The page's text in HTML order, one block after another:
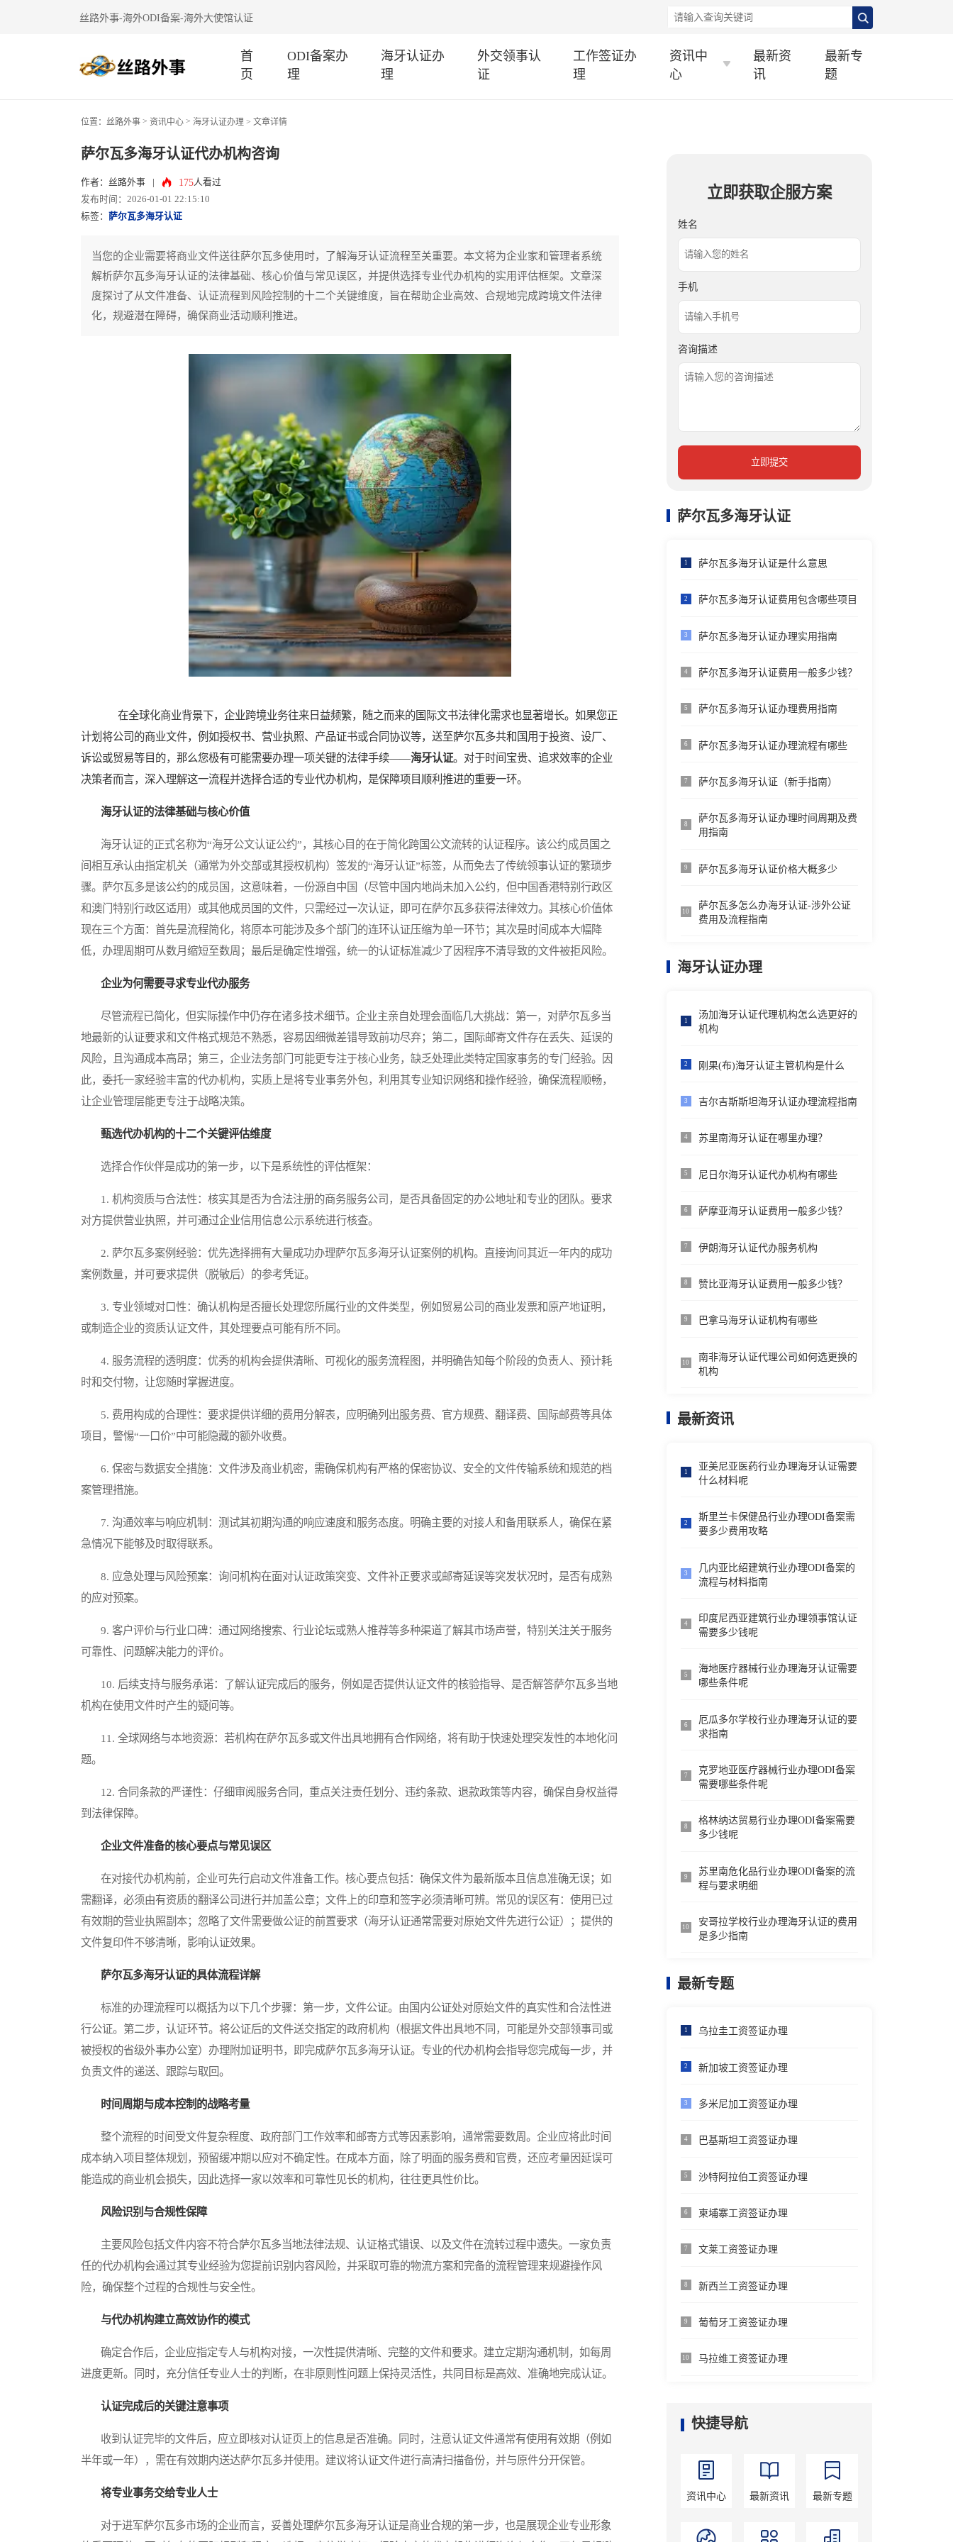
丝路外事-海外ODI备案-海外大使馆认证
首
页
ODI备案办
理
海牙认证办
理
外交领事认
证
工作签证办
理
资讯中
心
最新资
讯
最新专
题
位置： 丝路外事 > 资讯中心 > 海牙认证办理 > 文章详情
萨尔瓦多海牙认证代办机构咨询
作者：丝路外事 175人看过
发布时间：2026-01-01 22:15:10
标签： 萨尔瓦多海牙认证
当您的企业需要将商业文件送往萨尔瓦多使用时，了解海牙认证流程至关重要。本文将为企业家和管理者系统
解析萨尔瓦多海牙认证的法律基础、核心价值与常见误区，并提供选择专业代办机构的实用评估框架。文章深
度探讨了从文件准备、认证流程到风险控制的十二个关键维度，旨在帮助企业高效、合规地完成跨境文件法律
化，规避潜在障碍，确保商业活动顺利推进。
在全球化商业背景下，企业跨境业务往来日益频繁，随之而来的国际文书法律化需求也显著增长。如果您正
计划将公司的商业文件，例如授权书、营业执照、产品证书或合同协议等，送至萨尔瓦多共和国用于投资、设厂、
诉讼或贸易等目的，那么您极有可能需要办理一项关键的法律手续——海牙认证。对于时间宝贵、追求效率的企业
决策者而言，深入理解这一流程并选择合适的专业代办机构，是保障项目顺利推进的重要一环。
海牙认证的法律基础与核心价值
海牙认证的正式名称为“海牙公文认证公约”，其核心目的在于简化跨国公文流转的认证程序。该公约成员国之
间相互承认由指定机关（通常为外交部或其授权机构）签发的“海牙认证”标签，从而免去了传统领事认证的繁琐步
骤。萨尔瓦多是该公约的成员国，这意味着，一份源自中国（尽管中国内地尚未加入公约，但中国香港特别行政区
和澳门特别行政区适用）或其他成员国的文件，只需经过一次认证，即可在萨尔瓦多获得法律效力。其核心价值体
现在三个方面：首先是流程简化，将原本可能涉及多个部门的连环认证压缩为单一环节；其次是时间成本大幅降
低，办理周期可从数月缩短至数周；最后是确定性增强，统一的认证标准减少了因程序不清导致的文件被拒风险。
企业为何需要寻求专业代办服务
尽管流程已简化，但实际操作中仍存在诸多技术细节。企业主亲自处理会面临几大挑战：第一，对萨尔瓦多当
地最新的认证要求和文件格式规范不熟悉，容易因细微差错导致前功尽弃；第二，国际邮寄文件存在丢失、延误的
风险，且沟通成本高昂；第三，企业法务部门可能更专注于核心业务，缺乏处理此类特定国家事务的专门经验。因
此，委托一家经验丰富的代办机构，实质上是将专业事务外包，利用其专业知识网络和操作经验，确保流程顺畅，
让企业管理层能更专注于战略决策。
甄选代办机构的十二个关键评估维度
选择合作伙伴是成功的第一步，以下是系统性的评估框架：
1. 机构资质与合法性：核实其是否为合法注册的商务服务公司，是否具备固定的办公地址和专业的团队。要求
对方提供营业执照，并可通过企业信用信息公示系统进行核查。
2. 萨尔瓦多案例经验：优先选择拥有大量成功办理萨尔瓦多海牙认证案例的机构。直接询问其近一年内的成功
案例数量，并可要求提供（脱敏后）的参考凭证。
3. 专业领域对口性：确认机构是否擅长处理您所属行业的文件类型，例如贸易公司的商业发票和原产地证明，
或制造企业的资质认证文件，其处理要点可能有所不同。
4. 服务流程的透明度：优秀的机构会提供清晰、可视化的服务流程图，并明确告知每个阶段的负责人、预计耗
时和交付物，让您随时掌握进度。
5. 费用构成的合理性：要求提供详细的费用分解表，应明确列出服务费、官方规费、翻译费、国际邮费等具体
项目，警惕“一口价”中可能隐藏的额外收费。
6. 保密与数据安全措施：文件涉及商业机密，需确保机构有严格的保密协议、安全的文件传输系统和规范的档
案管理措施。
7. 沟通效率与响应机制：测试其初期沟通的响应速度和服务态度。明确主要的对接人和备用联系人，确保在紧
急情况下能够及时取得联系。
8. 应急处理与风险预案：询问机构在面对认证政策突变、文件补正要求或邮寄延误等突发状况时，是否有成熟
的应对预案。
9. 客户评价与行业口碑：通过网络搜索、行业论坛或熟人推荐等多种渠道了解其市场声誉，特别关注关于服务
可靠性、问题解决能力的评价。
10. 后续支持与服务承诺：了解认证完成后的服务，例如是否提供认证文件的核验指导、是否解答萨尔瓦多当地
机构在使用文件时产生的疑问等。
11. 全球网络与本地资源：若机构在萨尔瓦多或文件出具地拥有合作网络，将有助于快速处理突发性的本地化问
题。
12. 合同条款的严谨性：仔细审阅服务合同，重点关注责任划分、违约条款、退款政策等内容，确保自身权益得
到法律保障。
企业文件准备的核心要点与常见误区
在对接代办机构前，企业可先行启动文件准备工作。核心要点包括：确保文件为最新版本且信息准确无误；如
需翻译，必须由有资质的翻译公司进行并加盖公章；文件上的印章和签字必须清晰可辨。常见的误区有：使用已过
有效期的营业执照副本；忽略了文件需要做公证的前置要求（海牙认证通常需要对原始文件先进行公证）；提供的
文件复印件不够清晰，影响认证效果。
萨尔瓦多海牙认证的具体流程详解
标准的办理流程可以概括为以下几个步骤：第一步，文件公证。由国内公证处对原始文件的真实性和合法性进
行公证。第二步，认证环节。将公证后的文件送交指定的政府机构（根据文件出具地不同，可能是外交部领事司或
被授权的省级外事办公室）办理附加证明书，即完成萨尔瓦多海牙认证。专业的代办机构会指导您完成每一步，并
负责文件的递送、跟踪与取回。
时间周期与成本控制的战略考量
整个流程的时间受文件复杂程度、政府部门工作效率和邮寄方式等因素影响，通常需要数周。企业应将此时间
成本纳入项目整体规划，预留缓冲期以应对不确定性。在成本方面，除了明面的服务费和官费，还应考量因延误可
能造成的商业机会损失，因此选择一家以效率和可靠性见长的机构，往往更具性价比。
风险识别与合规性保障
主要风险包括文件内容不符合萨尔瓦多当地法律法规、认证格式错误、以及文件在流转过程中遗失。一家负责
任的代办机构会通过其专业经验为您提前识别内容风险，并采取可靠的物流方案和完备的流程管理来规避操作风
险，确保整个过程的合规性与安全性。
与代办机构建立高效协作的模式
确定合作后，企业应指定专人与机构对接，一次性提供清晰、完整的文件和要求。建立定期沟通机制，如每周
进度更新。同时，充分信任专业人士的判断，在非原则性问题上保持灵活性，共同目标是高效、准确地完成认证。
认证完成后的关键注意事项
收到认证完毕的文件后，应立即核对认证页上的信息是否准确。同时，注意认证文件通常有使用有效期（例如
半年或一年），需在有效期内送达萨尔瓦多并使用。建议将认证文件进行高清扫描备份，并与原件分开保管。
将专业事务交给专业人士
对于进军萨尔瓦多市场的企业而言，妥善处理萨尔瓦多海牙认证是商业合规的第一步，也是展现企业专业形象
立即获取企服方案
姓名
手机
咨询描述
立即提交
萨尔瓦多海牙认证
1 萨尔瓦多海牙认证是什么意思
2 萨尔瓦多海牙认证费用包含哪些项目
3 萨尔瓦多海牙认证办理实用指南
4 萨尔瓦多海牙认证费用一般多少钱？
5 萨尔瓦多海牙认证办理费用指南
6 萨尔瓦多海牙认证办理流程有哪些
7 萨尔瓦多海牙认证（新手指南）
8
萨尔瓦多海牙认证办理时间周期及费
用指南
9 萨尔瓦多海牙认证价格大概多少
10
萨尔瓦多怎么办海牙认证-涉外公证
费用及流程指南
海牙认证办理
1
汤加海牙认证代理机构怎么选更好的
机构
2 刚果(布)海牙认证主管机构是什么
3 吉尔吉斯斯坦海牙认证办理流程指南
4 苏里南海牙认证在哪里办理？
5 尼日尔海牙认证代办机构有哪些
6 萨摩亚海牙认证费用一般多少钱？
7 伊朗海牙认证代办服务机构
8 赞比亚海牙认证费用一般多少钱？
9 巴拿马海牙认证机构有哪些
10
南非海牙认证代理公司如何选更换的
机构
最新资讯
1
亚美尼亚医药行业办理海牙认证需要
什么材料呢
2
斯里兰卡保健品行业办理ODI备案需
要多少费用攻略
3
几内亚比绍建筑行业办理ODI备案的
流程与材料指南
4
印度尼西亚建筑行业办理领事馆认证
需要多少钱呢
5
海地医疗器械行业办理海牙认证需要
哪些条件呢
6
厄瓜多尔学校行业办理海牙认证的要
求指南
7
克罗地亚医疗器械行业办理ODI备案
需要哪些条件呢
8
格林纳达贸易行业办理ODI备案需要
多少钱呢
9
苏里南危化品行业办理ODI备案的流
程与要求明细
10
安哥拉学校行业办理海牙认证的费用
是多少指南
最新专题
1 乌拉圭工资签证办理
2 新加坡工资签证办理
3 多米尼加工资签证办理
4 巴基斯坦工资签证办理
5 沙特阿拉伯工资签证办理
6 柬埔寨工资签证办理
7 文莱工资签证办理
8 新西兰工资签证办理
9 葡萄牙工资签证办理
10 马拉维工资签证办理
快捷导航
资讯中心 最新资讯 最新专题